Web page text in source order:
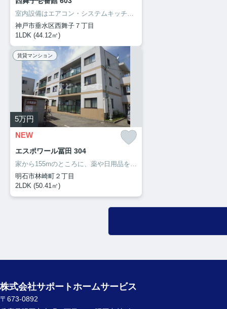
室内設備はエアコン・システムキッチン・追い焚きなど充実した設備を備え付けています。共用部にはエレベータ・バイク置場などが揃っております。自走式駐車場が併設された物件です。陽当たりが良いので、部屋の中にカビが生えにくく快適です。こちらのお部屋で新しい生活を始めてみませんか。住まいに関する情報を数多く提供しております。より自分に適した住まい選びをしていきましょう。私たちもサポート致します。
神戸市垂水区西舞子７丁目
1LDK (44.12㎡)
賃貸マンション
5万円
NEW
エスポワール冨田 304
家から155mのところに、薬や日用品を買うのに便利なクスリキリン堂・明石林崎店があります。洗面所の独立した、充実の収納が嬉しい物件となっています。収納はウォークインクロゼット・シューズボックスなど豊富なので、広々と空間を利用することも可能です。サポートホームサービスのホームページから住まいを探してみませんか。わたしたちが快適な住まい探しをお手伝い致します。
明石市林崎町２丁目
2LDK (50.41㎡)
株式会社サポートホームサービス
〒673-0892